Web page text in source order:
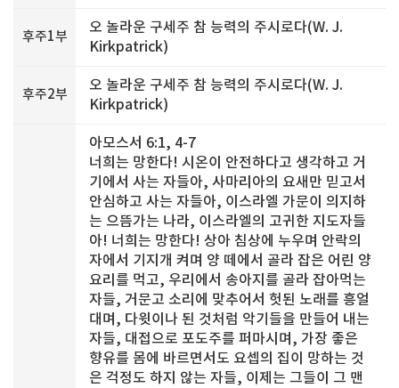
후주1부
오 놀라운 구세주 참 능력의 주시로다(W. J.
Kirkpatrick)
후주2부
오 놀라운 구세주 참 능력의 주시로다(W. J.
Kirkpatrick)
아모스서 6:1, 4-7
너희는 망한다! 시온이 안전하다고 생각하고 거
기에서 사는 자들아, 사마리아의 요새만 믿고서
안심하고 사는 자들아, 이스라엘 가문이 의지하
는 으뜸가는 나라, 이스라엘의 고귀한 지도자들
아! 너희는 망한다! 상아 침상에 누우며 안락의
자에서 기지개 켜며 양 떼에서 골라 잡은 어린 양
요리를 먹고, 우리에서 송아지를 골라 잡아먹는
자들, 거문고 소리에 맞추어서 헛된 노래를 흥얼
대며, 다윗이나 된 것처럼 악기들을 만들어 내는
자들, 대접으로 포도주를 퍼마시며, 가장 좋은
향유를 몸에 바르면서도 요셉의 집이 망하는 것
은 걱정도 하지 않는 자들, 이제는 그들이 그 맨